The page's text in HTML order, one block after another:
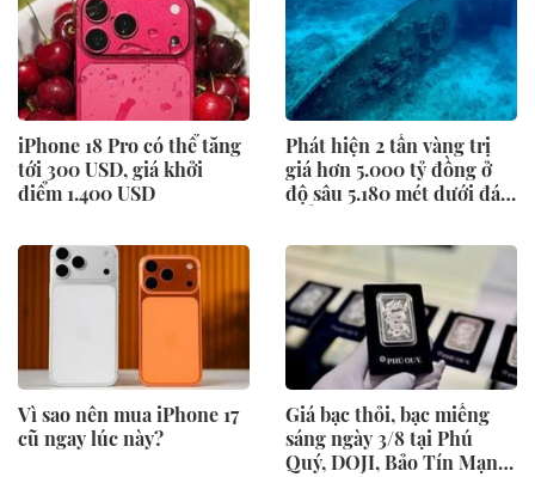
iPhone 18 Pro có thể tăng
tới 300 USD, giá khởi
điểm 1.400 USD
Phát hiện 2 tấn vàng trị
giá hơn 5.000 tỷ đồng ở
độ sâu 5.180 mét dưới đáy
Vì sao nên mua iPhone 17
cũ ngay lúc này?
Giá bạc thỏi, bạc miếng
sáng ngày 3/8 tại Phú
Quý, DOJI, Bảo Tín Mạnh